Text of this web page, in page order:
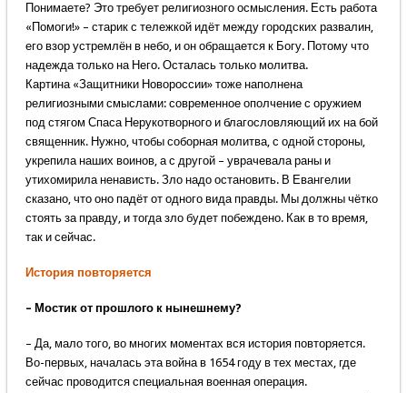
Понимаете? Это требует религиозного осмысления. Есть работа
«Помоги!» – старик с тележкой идёт между городских развалин,
его взор устремлён в небо, и он обращается к Богу. Потому что
надежда только на Него. Осталась только молитва.
Картина «Защитники Новороссии» тоже наполнена
религиозными смыслами: современное ополчение с оружием
под стягом Спаса Нерукотворного и благословляющий их на бой
священник. Нужно, чтобы соборная молитва, с одной стороны,
укрепила наших воинов, а с другой – уврачевала раны и
утихомирила ненависть. Зло надо остановить. В Евангелии
сказано, что оно падёт от одного вида правды. Мы должны чётко
стоять за правду, и тогда зло будет побеждено. Как в то время,
так и сейчас.
История повторяется
– Мостик от прошлого к нынешнему?
– Да, мало того, во многих моментах вся история повторяется.
Во-первых, началась эта война в 1654 году в тех местах, где
сейчас проводится специальная военная операция.